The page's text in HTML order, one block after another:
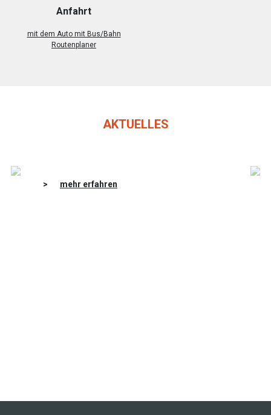
Anfahrt
mit dem Auto mit Bus/Bahn
Routenplaner
AKTUELLES
> mehr erfahren